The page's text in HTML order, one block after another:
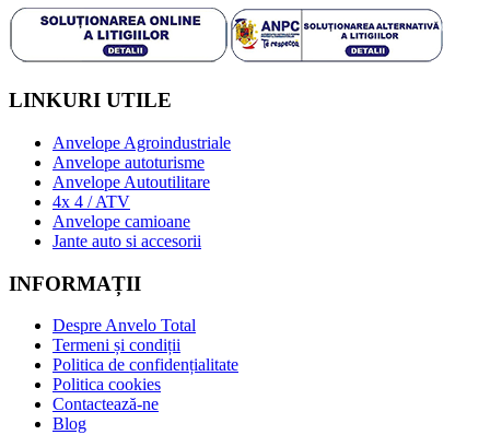
LINKURI UTILE
Anvelope Agroindustriale
Anvelope autoturisme
Anvelope Autoutilitare
4x 4 / ATV
Anvelope camioane
Jante auto si accesorii
INFORMAȚII
Despre Anvelo Total
Termeni și condiții
Politica de confidențialitate
Politica cookies
Contactează-ne
Blog